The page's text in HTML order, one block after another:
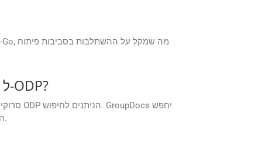
האם GroupDocs.Conversion Cloud מספק OCR בעת המרת קבצים סרוקים VSX ל-ODP?
אוטומטית את כל התמונות הסרוקות בקבצי VSX שלך, יפעיל OCR בהתאם להעדפתך, יחלץ וימיר את הטקסט ל-ODP הניתן לחיפוש.